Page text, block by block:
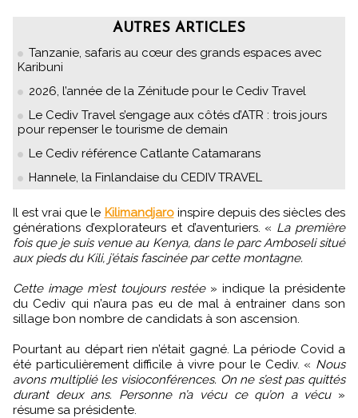
AUTRES ARTICLES
Tanzanie, safaris au cœur des grands espaces avec
Karibuni
2026, l’année de la Zénitude pour le Cediv Travel
Le Cediv Travel s’engage aux côtés d’ATR : trois jours
pour repenser le tourisme de demain
Le Cediv référence Catlante Catamarans
Hannele, la Finlandaise du CEDIV TRAVEL
Il est vrai que le Kilimandjaroinspire depuis des siècles des
générations d’explorateurs et d’aventuriers. « La première
fois que je suis venue au Kenya, dans le parc Amboseli situé
aux pieds du Kili, j’étais fascinée par cette montagne.
Cette image m’est toujours restée» indique la présidente
du Cediv qui n’aura pas eu de mal à entrainer dans son
sillage bon nombre de candidats à son ascension.
Pourtant au départ rien n’était gagné. La période Covid a
été particulièrement difficile à vivre pour le Cediv. « Nous
avons multiplié les visioconférences. On ne s’est pas quittés
durant deux ans. Personne n’a vécu ce qu’on a vécu»
résume sa présidente.